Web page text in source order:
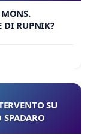
DI RUPNIK?
SU